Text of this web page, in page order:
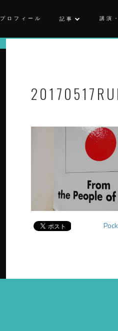
プロフィール 記事 講演